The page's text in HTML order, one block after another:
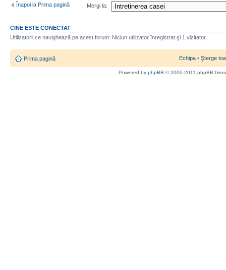
Înapoi la Prima pagină Mergi la:
CINE ESTE CONECTAT
Utilizatorii ce navighează pe acest forum: Niciun utilizator înregistrat şi 1 vizitator
Prima pagină Echipa • Şterge
Powered by phpBB © 2000-2011 phpBB